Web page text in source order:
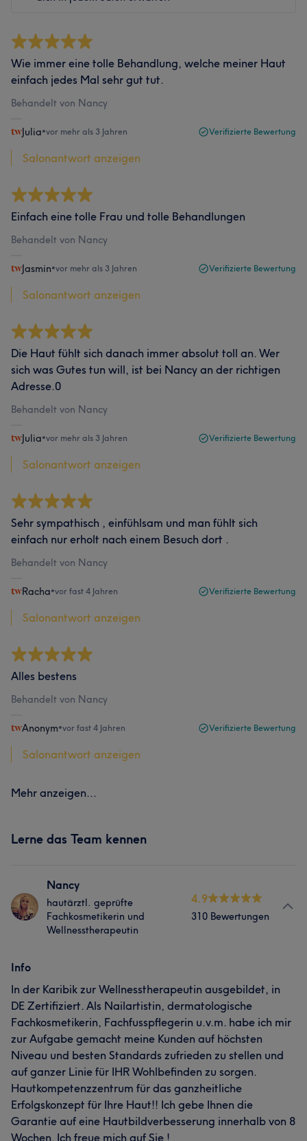
Wie immer eine tolle Behandlung, welche meiner Haut
einfach jedes Mal sehr gut tut.
Behandelt von Nancy
Julia•vor mehr als 3 Jahren Verifizierte Bewertung
Salonantwort anzeigen
Einfach eine tolle Frau und tolle Behandlungen
Behandelt von Nancy
Jasmin•vor mehr als 3 Jahren Verifizierte Bewertung
Salonantwort anzeigen
Die Haut fühlt sich danach immer absolut toll an. Wer
sich was Gutes tun will, ist bei Nancy an der richtigen
Adresse.0
Behandelt von Nancy
Julia•vor mehr als 3 Jahren Verifizierte Bewertung
Salonantwort anzeigen
Sehr sympathisch , einfühlsam und man fühlt sich
einfach nur erholt nach einem Besuch dort .
Behandelt von Nancy
Racha•vor fast 4 Jahren Verifizierte Bewertung
Salonantwort anzeigen
Alles bestens
Behandelt von Nancy
Anonym•vor fast 4 Jahren Verifizierte Bewertung
Salonantwort anzeigen
Mehr anzeigen...
Lerne das Team kennen
Nancy
hautärztl. geprüfte
Fachkosmetikerin und
Wellnesstherapeutin
4.9
310 Bewertungen
Info
In der Karibik zur Wellnesstherapeutin ausgebildet, in
DE Zertifiziert. Als Nailartistin, dermatologische
Fachkosmetikerin, Fachfusspflegerin u.v.m. habe ich mir
zur Aufgabe gemacht meine Kunden auf höchsten
Niveau und besten Standards zufrieden zu stellen und
auf ganzer Linie für IHR Wohlbefinden zu sorgen.
Hautkompetenzzentrum für das ganzheitliche
Erfolgskonzept für Ihre Haut!! Ich gebe Ihnen die
Garantie auf eine Hautbildverbesserung innerhalb von 8
Wochen. Ich freue mich auf Sie !